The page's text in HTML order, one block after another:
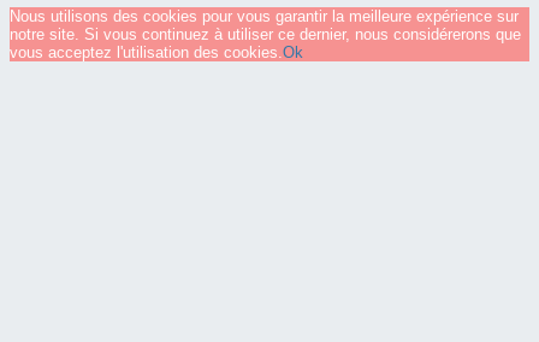
Nous utilisons des cookies pour vous garantir la meilleure expérience sur
notre site. Si vous continuez à utiliser ce dernier, nous considérerons que
vous acceptez l'utilisation des cookies.Ok